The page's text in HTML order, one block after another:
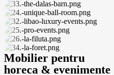
Mobilier pentru
horeca & evenimente